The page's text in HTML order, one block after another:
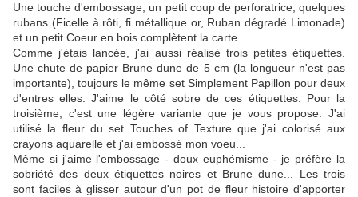
Une touche d'embossage, un petit coup de perforatrice, quelques
rubans (Ficelle à rôti, fi métallique or, Ruban dégradé Limonade)
et un petit Coeur en bois complètent la carte.
Comme j'étais lancée, j'ai aussi réalisé trois petites étiquettes.
Une chute de papier Brune dune de 5 cm (la longueur n'est pas
importante), toujours le même set Simplement Papillon pour deux
d'entres elles. J'aime le côté sobre de ces étiquettes. Pour la
troisième, c'est une légère variante que je vous propose. J'ai
utilisé la fleur du set Touches of Texture que j'ai colorisé aux
crayons aquarelle et j'ai embossé mon voeu...
Même si j'aime l'embossage - doux euphémisme - je préfère la
sobriété des deux étiquettes noires et Brune dune... Les trois
sont faciles à glisser autour d'un pot de fleur histoire d'apporter